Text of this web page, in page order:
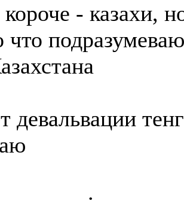
короче - казахи,
что
девальвации
.